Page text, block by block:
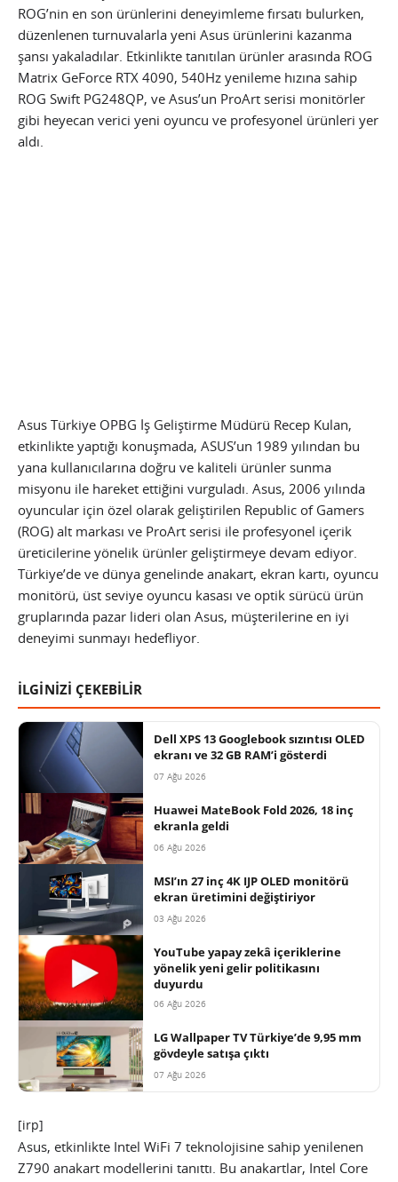
ROG’nin en son ürünlerini deneyimleme fırsatı bulurken,
düzenlenen turnuvalarla yeni Asus ürünlerini kazanma
şansı yakaladılar. Etkinlikte tanıtılan ürünler arasında ROG
Matrix GeForce RTX 4090, 540Hz yenileme hızına sahip
ROG Swift PG248QP, ve Asus’un ProArt serisi monitörler
gibi heyecan verici yeni oyuncu ve profesyonel ürünleri yer
aldı.
Asus Türkiye OPBG İş Geliştirme Müdürü Recep Kulan,
etkinlikte yaptığı konuşmada, ASUS’un 1989 yılından bu
yana kullanıcılarına doğru ve kaliteli ürünler sunma
misyonu ile hareket ettiğini vurguladı. Asus, 2006 yılında
oyuncular için özel olarak geliştirilen Republic of Gamers
(ROG) alt markası ve ProArt serisi ile profesyonel içerik
üreticilerine yönelik ürünler geliştirmeye devam ediyor.
Türkiye’de ve dünya genelinde anakart, ekran kartı, oyuncu
monitörü, üst seviye oyuncu kasası ve optik sürücü ürün
gruplarında pazar lideri olan Asus, müşterilerine en iyi
deneyimi sunmayı hedefliyor.
İLGİNİZİ ÇEKEBİLİR
Dell XPS 13 Googlebook sızıntısı OLED
ekranı ve 32 GB RAM’i gösterdi
07 Ağu 2026
Huawei MateBook Fold 2026, 18 inç
ekranla geldi
06 Ağu 2026
MSI’ın 27 inç 4K IJP OLED monitörü
ekran üretimini değiştiriyor
03 Ağu 2026
YouTube yapay zekâ içeriklerine
yönelik yeni gelir politikasını
duyurdu
06 Ağu 2026
LG Wallpaper TV Türkiye’de 9,95 mm
gövdeyle satışa çıktı
07 Ağu 2026
[irp]
Asus, etkinlikte Intel WiFi 7 teknolojisine sahip yenilenen
Z790 anakart modellerini tanıttı. Bu anakartlar, Intel Core